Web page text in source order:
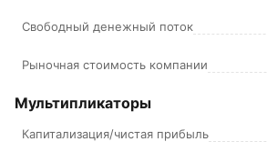
Свободный денежный поток
Рыночная стоимость компании
Мультипликаторы
Капитализация/чистая прибыль